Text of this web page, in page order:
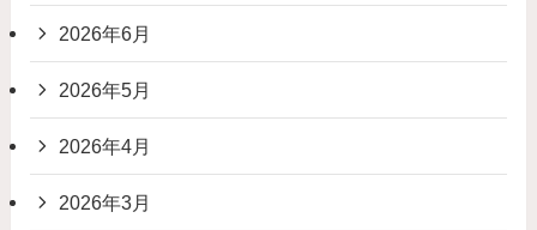
2026年6月
2026年5月
2026年4月
2026年3月